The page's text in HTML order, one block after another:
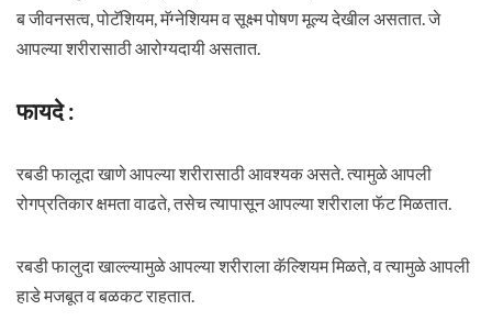
ब जीवनसत्व, पोटॅशियम, मॅग्नेशियम व सूक्ष्म पोषण मूल्य देखील असतात. जे
आपल्या शरीरासाठी आरोग्यदायी असतात.
फायदे :
रबडी फालूदा खाणे आपल्या शरीरासाठी आवश्यक असते. त्यामुळे आपली
रोगप्रतिकार क्षमता वाढते, तसेच त्यापासून आपल्या शरीराला फॅट मिळतात.
रबडी फालुदा खाल्ल्यामुळे आपल्या शरीराला कॅल्शियम मिळते, व त्यामुळे आपली
हाडे मजबूत व बळकट राहतात.